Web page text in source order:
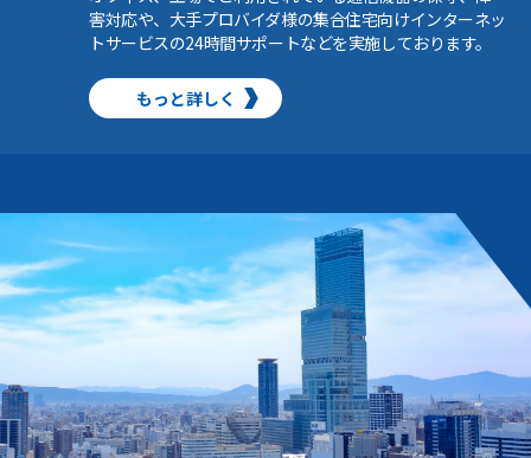
害対応や、大手プロバイダ様の集合住宅向けインターネッ
トサービスの24時間サポートなどを実施しております。
もっと詳しく